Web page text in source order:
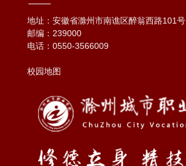
地址：安徽省滁州市南谯区醉翁西路101号
邮编：239000
电话： 0550-3566009
校园地图